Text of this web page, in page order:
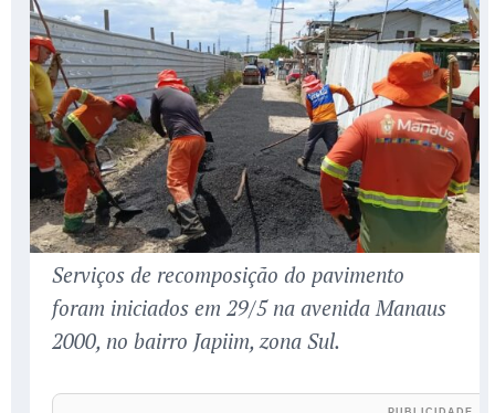
Serviços de recomposição do pavimento
foram iniciados em 29/5 na avenida Manaus
2000, no bairro Japiim, zona Sul.